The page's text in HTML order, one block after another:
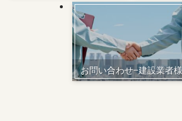
お問い合わせ−建設業者様